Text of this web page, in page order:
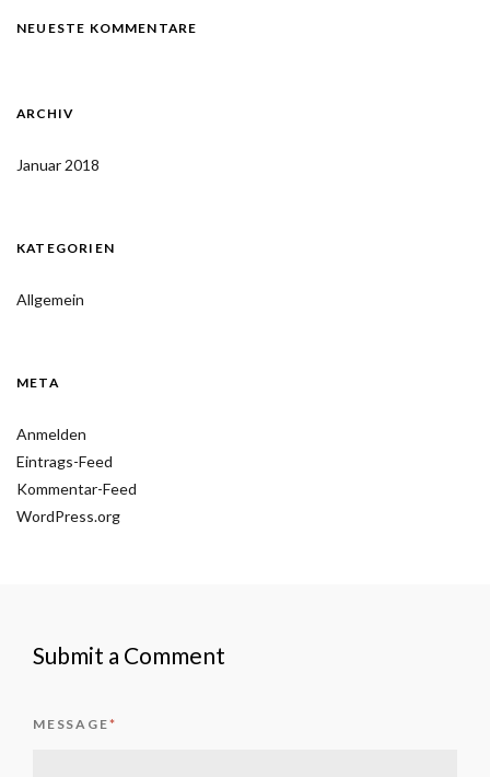
NEUESTE KOMMENTARE
ARCHIV
Januar 2018
KATEGORIEN
Allgemein
META
Anmelden
Eintrags-Feed
Kommentar-Feed
WordPress.org
Submit a Comment
MESSAGE*